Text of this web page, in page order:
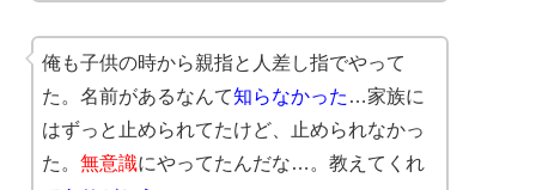
俺も子供の時から親指と人差し指でやって
た。名前があるなんて知らなかった …家族に
はずっと止められてたけど、止められなかっ
た。 無意識にやってたんだな…。教えてくれ